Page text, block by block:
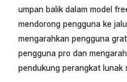
umpan balik dalam model
mendorong pengguna ke
mengarahkan pengguna
pengguna pro dan
pendukung perangkat lunak